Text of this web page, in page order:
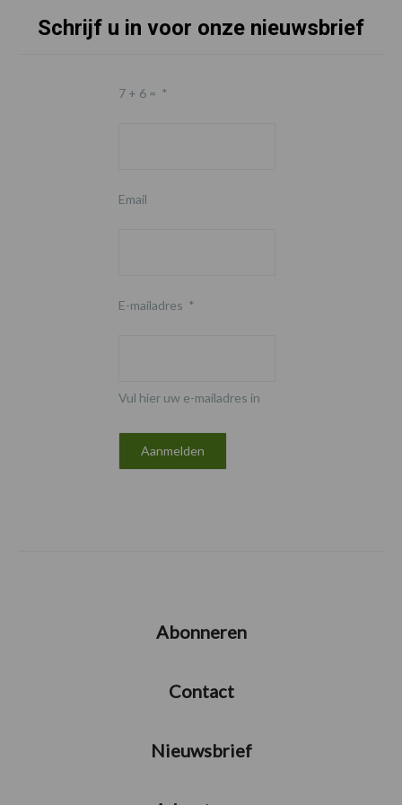
Schrijf u in voor onze nieuwsbrief
7 + 6 = *
Email
E-mailadres *
Vul hier uw e-mailadres in
Abonneren
Contact
Nieuwsbrief